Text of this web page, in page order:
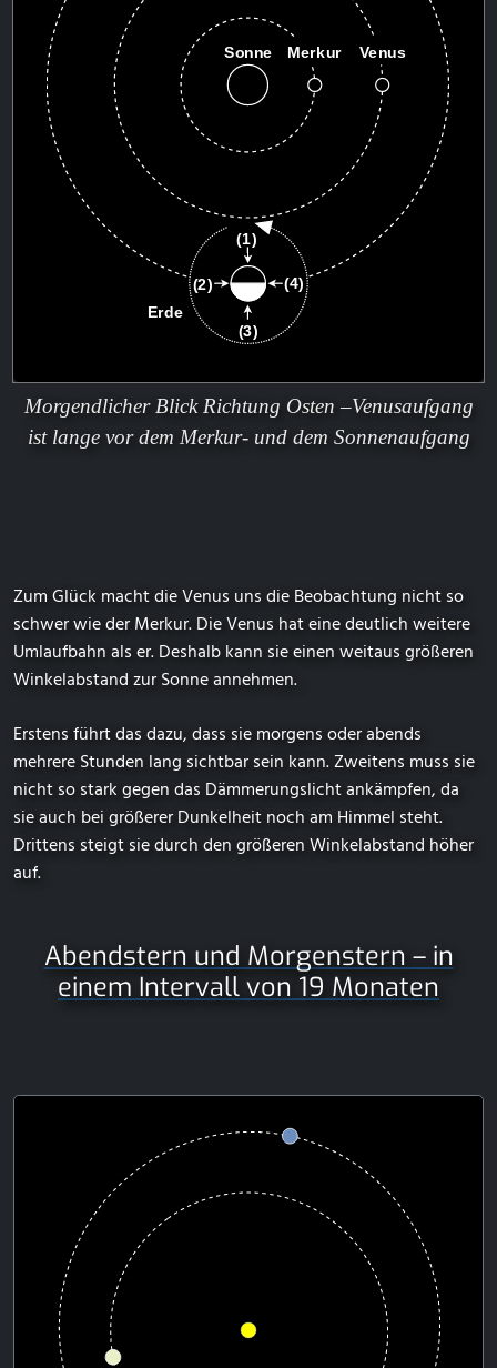
Morgendlicher Blick Richtung Osten –Venusaufgang
ist lange vor dem Merkur- und dem Sonnenaufgang
Zum Glück macht die Venus uns die Beobachtung nicht so
schwer wie der Merkur. Die Venus hat eine deutlich weitere
Umlaufbahn als er. Deshalb kann sie einen weitaus größeren
Winkelabstand zur Sonne annehmen.
Erstens führt das dazu, dass sie morgens oder abends
mehrere Stunden lang sichtbar sein kann. Zweitens muss sie
nicht so stark gegen das Dämmerungslicht ankämpfen, da
sie auch bei größerer Dunkelheit noch am Himmel steht.
Drittens steigt sie durch den größeren Winkelabstand höher
auf.
Abendstern und Morgenstern – in
einem Intervall von 19 Monaten